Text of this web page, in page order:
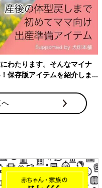
わたります。そんなマイナ
保存版アイテムを紹介しま